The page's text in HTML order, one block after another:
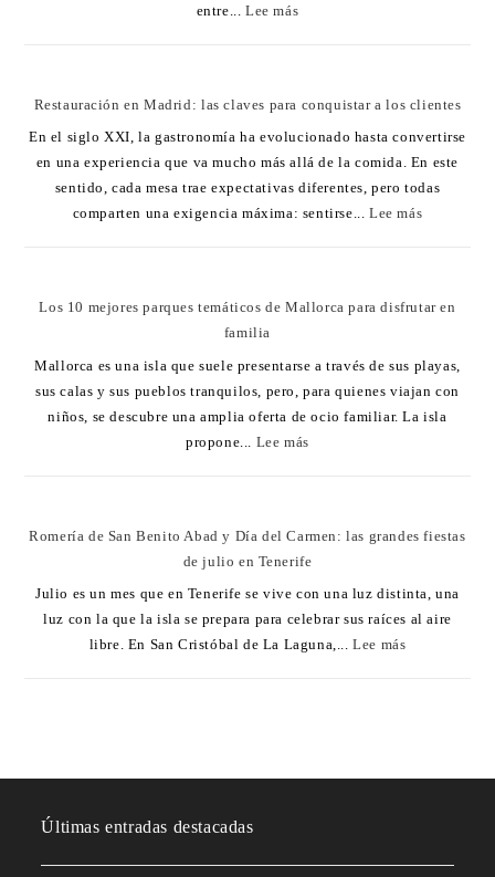
entre...Lee más
Restauración en Madrid: las claves para conquistar a los clientes
En el siglo XXI, la gastronomía ha evolucionado hasta convertirse
en una experiencia que va mucho más allá de la comida. En este
sentido, cada mesa trae expectativas diferentes, pero todas
comparten una exigencia máxima: sentirse...Lee más
Los 10 mejores parques temáticos de Mallorca para disfrutar en
familia
Mallorca es una isla que suele presentarse a través de sus playas,
sus calas y sus pueblos tranquilos, pero, para quienes viajan con
niños, se descubre una amplia oferta de ocio familiar. La isla
propone... Lee más
Romería de San Benito Abad y Día del Carmen: las grandes fiestas
de julio en Tenerife
Julio es un mes que en Tenerife se vive con una luz distinta, una
luz con la que la isla se prepara para celebrar sus raíces al aire
libre. En San Cristóbal de La Laguna,...Lee más
Últimas entradas destacadas